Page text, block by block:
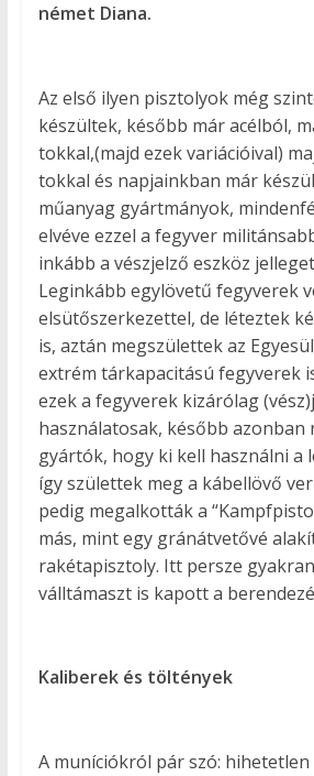
német Diana.
Az első ilyen pisztolyok még
készültek, később már acélból,
tokkal,(majd ezek variációival)
tokkal és napjainkban már
műanyag gyártmányok,
elvéve ezzel a fegyver
inkább a vészjelző eszköz
Leginkább egylövetű fegyverek
elsütőszerkezettel, de léteztek
is, aztán megszülettek az
extrém tárkapacitású fegyverek
ezek a fegyverek kizárólag
használatosak, később azonban
gyártók, hogy ki kell használni a
így születtek meg a kábellövő
pedig megalkották a
más, mint egy gránátvetővé
rakétapisztoly. Itt persze
válltámaszt is kapott a
Kaliberek és töltények
A muníciókról pár szó: